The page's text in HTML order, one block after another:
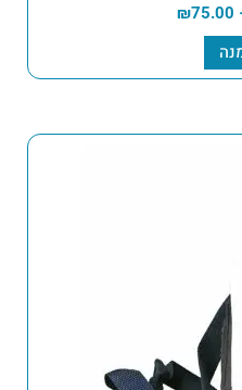
₪75.00